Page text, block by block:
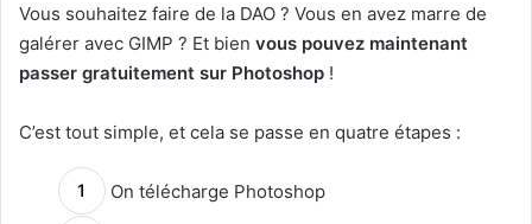
Vous souhaitez faire de la DAO ? Vous en avez marre de
galérer avec GIMP ? Et bien vous pouvez maintenant
passer gratuitement sur Photoshop !
C’est tout simple, et cela se passe en quatre étapes :
On télécharge Photoshop